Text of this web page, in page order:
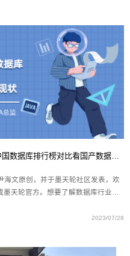
文原创，并于墨天轮社区发表，欢
天轮官方。想要了解数据库行业的
据库流行度排行榜和国内的墨天轮中
2023/07/28